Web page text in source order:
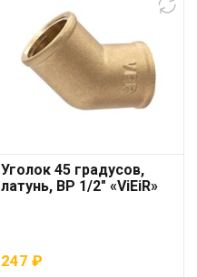
Уголок 45 градусов,
латунь, ВР 1/2″ «ViEiR»
247₽